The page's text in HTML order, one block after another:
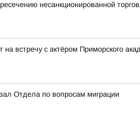
несанкционированной
встречу с актёром Приморского
Отдела по вопросам миграции